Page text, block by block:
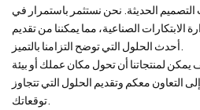
الحديثة. نحن نستثمر باستمرار في
الابتكارات الصناعية، مما يمكننا من تقديم
يمكن لمنتجاتنا أن تحول مكان عملك أو بيئة
التعاون معكم وتقديم الحلول التي تتجاوز